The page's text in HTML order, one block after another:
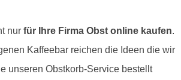
nur für Ihre Firma Obst online kaufen.
Kaffeebar reichen die Ideen die wir
unseren Obstkorb-Service bestellt